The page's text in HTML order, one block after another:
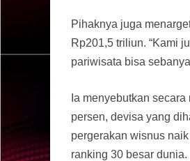
Pihaknya juga
Rp201,5 triliun. “Kami
pariwisata bisa
Ia menyebutkan
persen, devisa yang
pergerakan wisnus
ranking 30 besar dunia.